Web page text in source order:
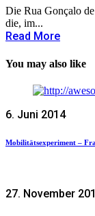
Die Rua Gonçalo
die, im...
Read More
You may also like
6. Juni 2014
Mobilitätsexperiment –
27. November